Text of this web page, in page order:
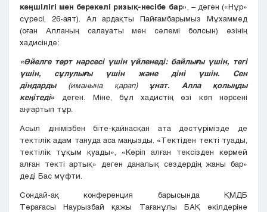
кеңшілігі мен берекелі ризық-несібе бар» , – деген («Нұр»
сүресі, 26-аят). Ал ардақты Пайғамбарымыз Мұхаммед
(оған Алланың салауаты мен сәлемі болсын) өзінің
хадисінде:
«Әйелге төрт нәрсесі үшін үйленеді: байлығы үшін, тегі
үшін, сұлулығы үшін және діні үшін. Сен
діндарды(иманына қарап)ұнат. Алла қолыңды
кеңітеді» деген. Міне, бұл хадистің өзі көп нәрсені
аңғартып тұр.
Асыл дінімізбен біте-қайнасқан ата дәстүрімізде де
тектілік адам тануда аса маңызды. «Тектіден текті туады,
тектілік тұқым қуады», «Көріп алған тексізден көрмей
алған текті артық» деген даналық сөздердің жаны бар»
деді Бас мүфти.
Сондай-ақ конференция барысында ҚМДБ
Төрағасы Наурызбай қажы Тағанұлы БАҚ өкілдеріне